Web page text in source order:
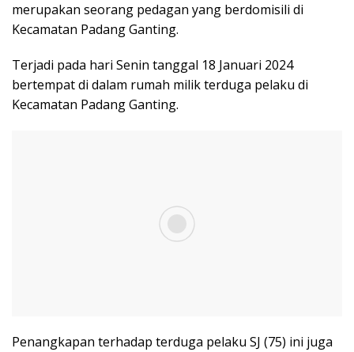
merupakan seorang pedagan yang berdomisili di
Kecamatan Padang Ganting.
Terjadi pada hari Senin tanggal 18 Januari 2024
bertempat di dalam rumah milik terduga pelaku di
Kecamatan Padang Ganting.
Penangkapan terhadap terduga pelaku SJ (75) ini juga